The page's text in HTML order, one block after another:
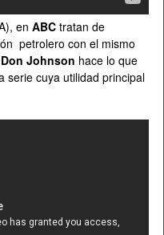
en ABC tratan de
petrolero con el mismo
Don Johnson hace lo que
serie cuya utilidad principal